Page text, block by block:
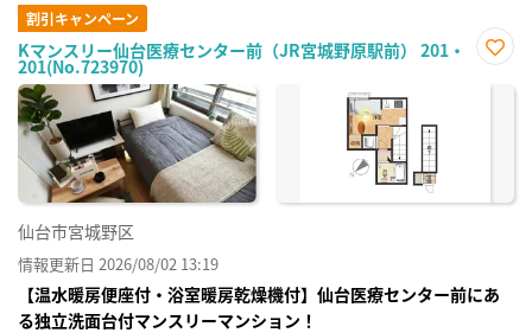
割引キャンペーン
Kマンスリー仙台医療センター前（JR宮城野原駅前） 201・
201(No.723970)
に入
仙台市宮城野区
情報更新日 2026/08/02 13:19
【温水暖房便座付・浴室暖房乾燥機付】仙台医療センター前にあ
る独立洗面台付マンスリーマンション！